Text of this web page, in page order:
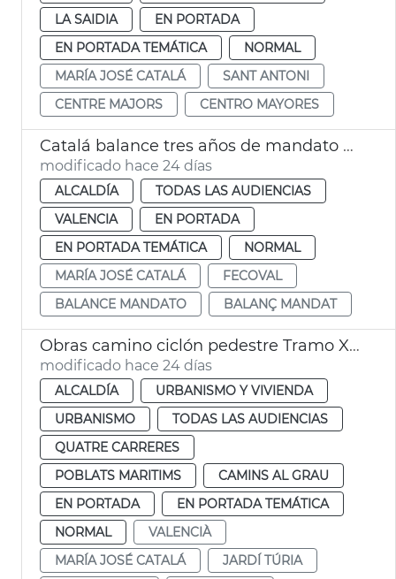
LA SAIDIA
EN PORTADA
EN PORTADA TEMÁTICA
NORMAL
MARÍA JOSÉ CATALÁ
SANT ANTONI
CENTRE MAJORS
CENTRO MAYORES
Catalá balance tres años de mandato València
modificado hace 24 días
ALCALDÍA
TODAS LAS AUDIENCIAS
VALENCIA
EN PORTADA
EN PORTADA TEMÁTICA
NORMAL
MARÍA JOSÉ CATALÁ
FECOVAL
BALANCE MANDATO
BALANÇ MANDAT
Obras camino ciclón pedestre Tramo XVI Turia Pont Astilleros València
modificado hace 24 días
ALCALDÍA
URBANISMO Y VIVIENDA
URBANISMO
TODAS LAS AUDIENCIAS
QUATRE CARRERES
POBLATS MARITIMS
CAMINS AL GRAU
EN PORTADA
EN PORTADA TEMÁTICA
NORMAL
VALENCIÀ
MARÍA JOSÉ CATALÁ
JARDÍ TÚRIA